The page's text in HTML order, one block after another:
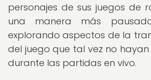
personajes de sus juegos de
una manera más
explorando aspectos de la
del juego que tal vez no hayan
durante las partidas en vivo.